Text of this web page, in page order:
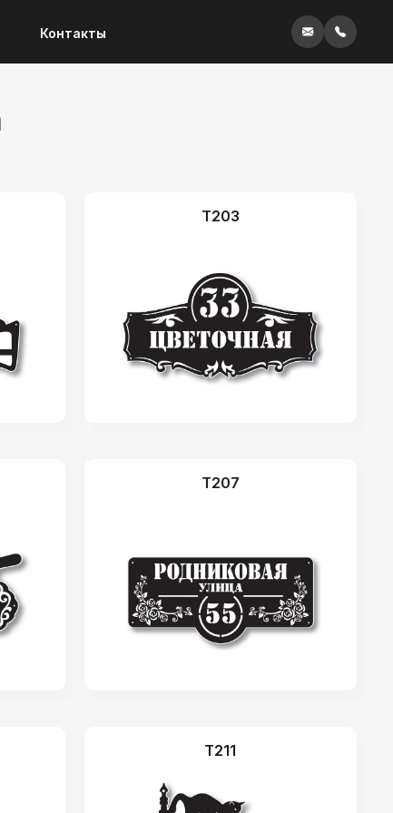
Контакты
T203
T207
T211